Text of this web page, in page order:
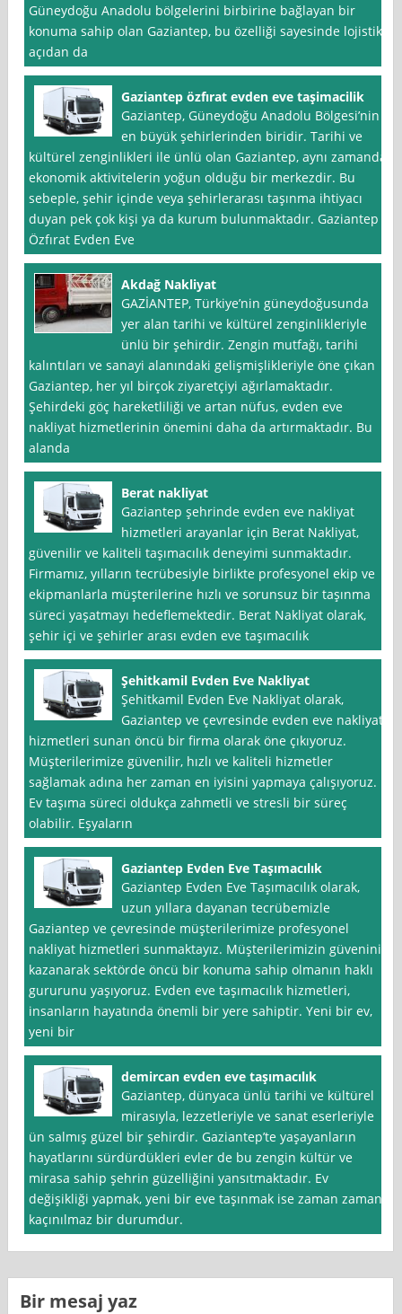
Güneydoğu Anadolu bölgelerini birbirine bağlayan bir
konuma sahip olan Gaziantep, bu özelliği sayesinde lojistik
açıdan da
Gaziantep özfırat evden eve taşimacilik
Gaziantep, Güneydoğu Anadolu Bölgesi’nin
en büyük şehirlerinden biridir. Tarihi ve
kültürel zenginlikleri ile ünlü olan Gaziantep, aynı zamanda
ekonomik aktivitelerin yoğun olduğu bir merkezdir. Bu
sebeple, şehir içinde veya şehirlerarası taşınma ihtiyacı
duyan pek çok kişi ya da kurum bulunmaktadır. Gaziantep
Özfırat Evden Eve
Akdağ Nakliyat
GAZİANTEP, Türkiye’nin güneydoğusunda
yer alan tarihi ve kültürel zenginlikleriyle
ünlü bir şehirdir. Zengin mutfağı, tarihi
kalıntıları ve sanayi alanındaki gelişmişlikleriyle öne çıkan
Gaziantep, her yıl birçok ziyaretçiyi ağırlamaktadır.
Şehirdeki göç hareketliliği ve artan nüfus, evden eve
nakliyat hizmetlerinin önemini daha da artırmaktadır. Bu
alanda
Berat nakliyat
Gaziantep şehrinde evden eve nakliyat
hizmetleri arayanlar için Berat Nakliyat,
güvenilir ve kaliteli taşımacılık deneyimi sunmaktadır.
Firmamız, yılların tecrübesiyle birlikte profesyonel ekip ve
ekipmanlarla müşterilerine hızlı ve sorunsuz bir taşınma
süreci yaşatmayı hedeflemektedir. Berat Nakliyat olarak,
şehir içi ve şehirler arası evden eve taşımacılık
Şehitkamil Evden Eve Nakliyat
Şehitkamil Evden Eve Nakliyat olarak,
Gaziantep ve çevresinde evden eve nakliyat
hizmetleri sunan öncü bir firma olarak öne çıkıyoruz.
Müşterilerimize güvenilir, hızlı ve kaliteli hizmetler
sağlamak adına her zaman en iyisini yapmaya çalışıyoruz.
Ev taşıma süreci oldukça zahmetli ve stresli bir süreç
olabilir. Eşyaların
Gaziantep Evden Eve Taşımacılık
Gaziantep Evden Eve Taşımacılık olarak,
uzun yıllara dayanan tecrübemizle
Gaziantep ve çevresinde müşterilerimize profesyonel
nakliyat hizmetleri sunmaktayız. Müşterilerimizin güvenini
kazanarak sektörde öncü bir konuma sahip olmanın haklı
gururunu yaşıyoruz. Evden eve taşımacılık hizmetleri,
insanların hayatında önemli bir yere sahiptir. Yeni bir ev,
yeni bir
demircan evden eve taşımacılık
Gaziantep, dünyaca ünlü tarihi ve kültürel
mirasıyla, lezzetleriyle ve sanat eserleriyle
ün salmış güzel bir şehirdir. Gaziantep’te yaşayanların
hayatlarını sürdürdükleri evler de bu zengin kültür ve
mirasa sahip şehrin güzelliğini yansıtmaktadır. Ev
değişikliği yapmak, yeni bir eve taşınmak ise zaman zaman
kaçınılmaz bir durumdur.
Bir mesaj yaz